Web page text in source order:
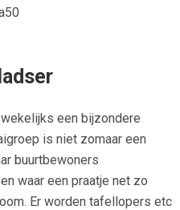
een bijzondere
is niet zomaar een
buurtbewoners
waar een praatje net zo
Er worden tafellopers etc